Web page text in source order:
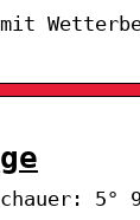
mit
5°